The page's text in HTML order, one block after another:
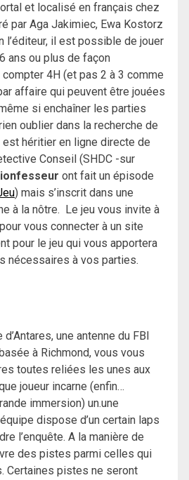
et localisé en français chez
par Aga Jakimiec, Ewa Kostorz
l’éditeur, il est possible de jouer
ans ou plus de façon
4H (et pas 2 à 3 comme
affaire qui peuvent être jouées
si enchaîner les parties
oublier dans la recherche de
héritier en ligne directe de
Conseil (SHDC -sur
ont fait un épisode
) mais s’inscrit dans une
à la nôtre. Le jeu vous invite à
vous connecter à un site
pour le jeu qui vous apportera
nécessaires à vos parties.
une antenne du FBI
à Richmond, vous vous
toutes reliées les unes aux
joueur incarne (enfin…
immersion) un.une
dispose d’un certain laps
l’enquête. A la manière de
des pistes parmi celles qui
Certaines pistes ne seront